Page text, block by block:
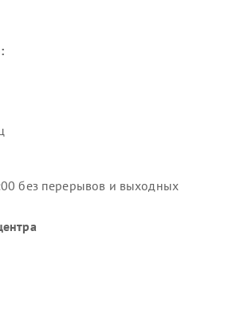
без перерывов и выходных